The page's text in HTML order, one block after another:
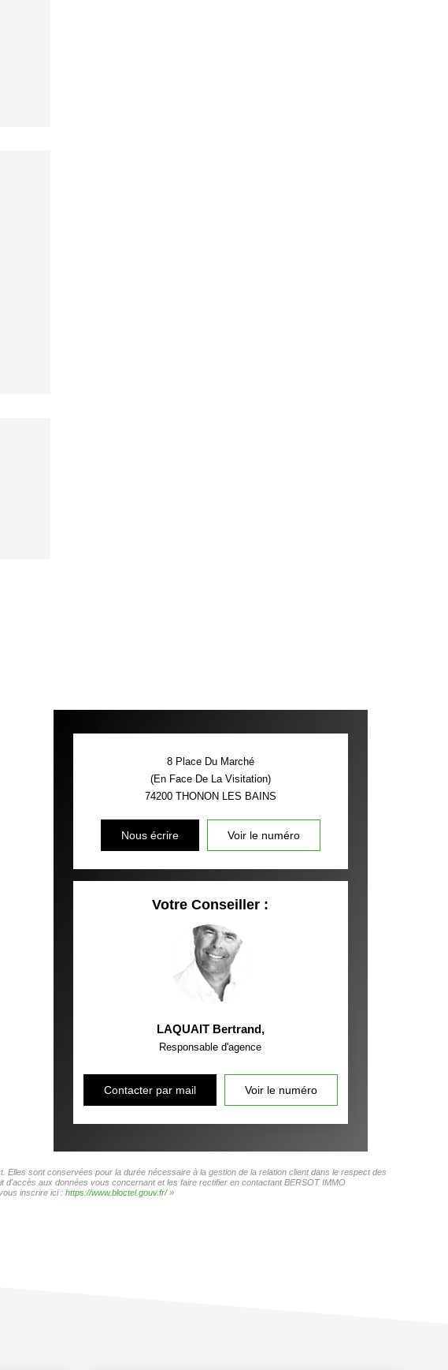
8 Place Du Marché
(En Face De La Visitation)
74200 THONON LES BAINS
Nous écrire Voir le numéro
Votre Conseiller :
LAQUAIT Bertrand,
Responsable d'agence
Contacter par mail Voir le numéro
sont conservées pour la durée nécessaire à la gestion de la relation client dans le respect des
aux données vous concernant et les faire rectifier en contactant BERSOT IMMO
inscrire ici : https://www.bloctel.gouv.fr/»